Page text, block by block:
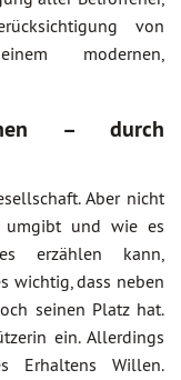
von
modernen,
– durch
Aber nicht
umgibt und wie es
erzählen kann,
wichtig, dass neben
seinen Platz hat.
ein. Allerdings
Erhaltens Willen.